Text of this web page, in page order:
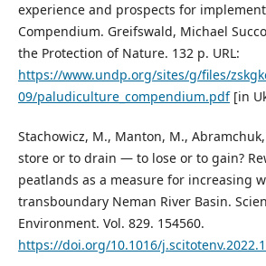
experience and prospects for
Compendium. Greifswald, Michael
the Protection of Nature. 132 p. URL:
https://www.undp.org/sites/g/files/
09/paludiculture_compendium.pdf[in
Stachowicz, M., Manton, M.,
store or to drain — to lose or to gain?
peatlands as a measure for increasing
transboundary Neman River Basin.
Environment. Vol. 829. 154560.
https://doi.org/10.1016/